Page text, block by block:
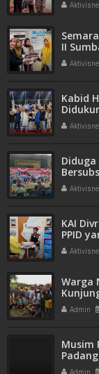
II
Kabid
dan
1.350
KAI
PPID
untuk
Warga
Admin
Musim
Admin